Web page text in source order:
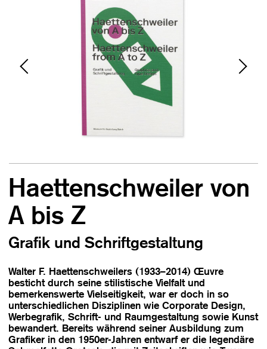
‹
›
Haettenschweiler von
A bis Z
Grafik und Schriftgestaltung
Walter F. Haettenschweilers (1933–2014) Œuvre
besticht durch seine stilistische Vielfalt und
bemerkenswerte Vielseitigkeit, war er doch in so
unterschiedlichen Disziplinen wie Corporate Design,
Werbegrafik, Schrift- und Raumgestaltung sowie Kunst
bewandert. Bereits während seiner Ausbildung zum
Grafiker in den 1950er-Jahren entwarf er die legendäre